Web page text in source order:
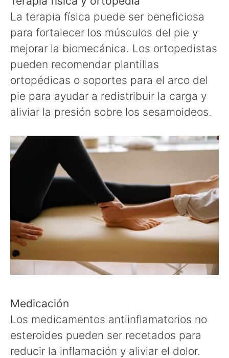
La terapia física puede ser beneficiosa
para fortalecer los músculos del pie y
mejorar la biomecánica. Los ortopedistas
pueden recomendar plantillas
ortopédicas o soportes para el arco del
pie para ayudar a redistribuir la carga y
aliviar la presión sobre los sesamoideos.
Medicación
Los medicamentos antiinflamatorios no
esteroides pueden ser recetados para
reducir la inflamación y aliviar el dolor.